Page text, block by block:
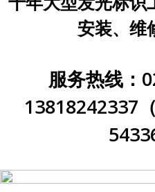
安装、维
服务热线：
13818242337